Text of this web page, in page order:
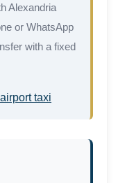
Alexandria
or WhatsApp
with a fixed
taxi